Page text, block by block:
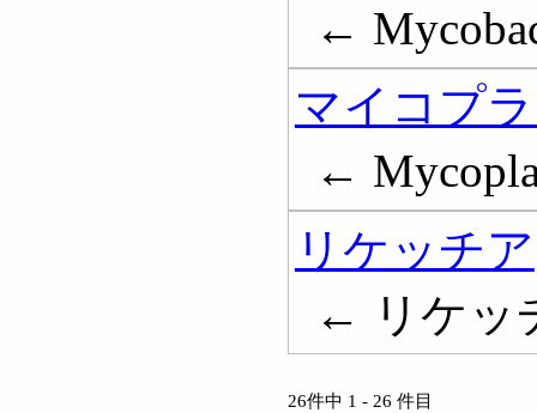
←
マイコプ
←
リケッチア
← リケッ
26件中 1 - 26 件目